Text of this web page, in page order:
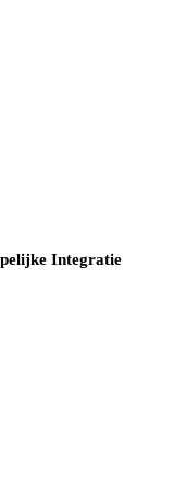
Integratie